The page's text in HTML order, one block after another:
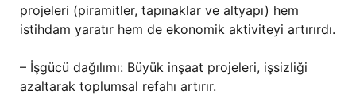
projeleri (piramitler, tapınaklar ve altyapı) hem
istihdam yaratır hem de ekonomik aktiviteyi artırırdı.
– İşgücü dağılımı: Büyük inşaat projeleri, işsizliği
azaltarak toplumsal refahı artırır.